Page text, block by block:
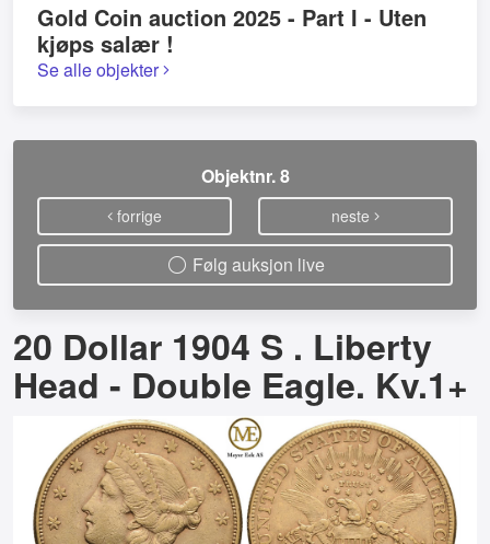
Gold Coin auction 2025 - Part I - Uten
kjøps salær !
Se alle objekter
Objektnr. 8
forrige neste
Følg auksjon live
20 Dollar 1904 S . Liberty
Head - Double Eagle. Kv.1+